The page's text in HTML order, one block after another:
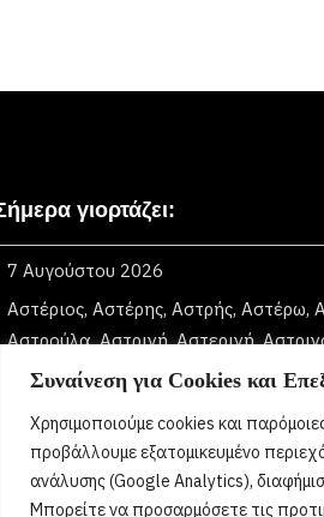
Συναίνεση για Cookies και
Χρησιμοποιούμε cookies και
προβάλλουμε εξατομικευμένο
ανάλυσης (Google Analytics),
Μπορείτε να προσαρμόσετε τις
γιορτάζει:
7 Αυγούστου 2026
Αστέριος, Αστέρης, Αστρής, Αστέρω,
Αστρούλα, Αστρινή, Αστερινή,
Αστερινός, Νικάνωρ, Νικάνορας [...]